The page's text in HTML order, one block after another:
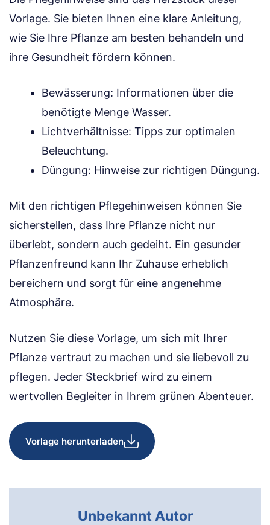
Vorlage. Sie bieten Ihnen eine klare Anleitung,
wie Sie Ihre Pflanze am besten behandeln und
ihre Gesundheit fördern können.
Bewässerung: Informationen über die
benötigte Menge Wasser.
Lichtverhältnisse: Tipps zur optimalen
Beleuchtung.
Düngung: Hinweise zur richtigen Düngung.
Mit den richtigen Pflegehinweisen können Sie
sicherstellen, dass Ihre Pflanze nicht nur
überlebt, sondern auch gedeiht. Ein gesunder
Pflanzenfreund kann Ihr Zuhause erheblich
bereichern und sorgt für eine angenehme
Atmosphäre.
Nutzen Sie diese Vorlage, um sich mit Ihrer
Pflanze vertraut zu machen und sie liebevoll zu
pflegen. Jeder Steckbrief wird zu einem
wertvollen Begleiter in Ihrem grünen Abenteuer.
Vorlage herunterladen
Unbekannt Autor